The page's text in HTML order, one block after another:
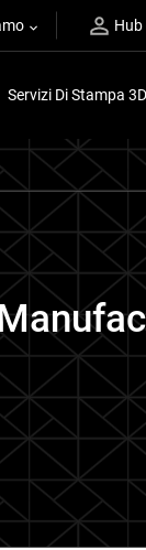
Hub
Servizi Di Stampa 3D